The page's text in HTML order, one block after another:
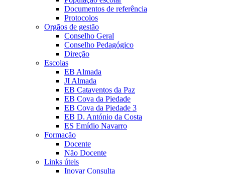
Documentos de referência
Protocolos
Orgãos de gestão
Conselho Geral
Conselho Pedagógico
Direção
Escolas
EB Almada
JI Almada
EB Cataventos da Paz
EB Cova da Piedade
EB Cova da Piedade 3
EB D. António da Costa
ES Emídio Navarro
Formação
Docente
Não Docente
Links úteis
Inovar Consulta